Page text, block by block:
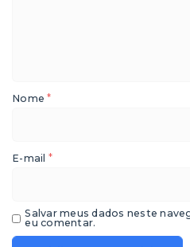
Nome*
E-mail *
Salvar meus dados neste
eu comentar.